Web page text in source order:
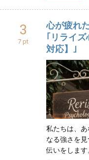
3
7 pt
心が疲れ
｢リライ
対応】｣
私たちは、
なる強さを
伝いをします